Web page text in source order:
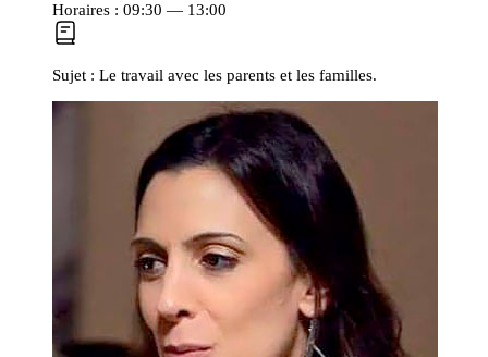
Horaires : 09:30 — 13:00
Sujet : Le travail avec les parents et les familles.